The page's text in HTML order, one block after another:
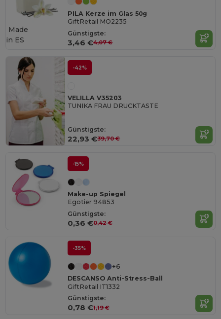
PILA Kerze im Glas 50g
GiftRetail MO2235
Günstigste:
3,46 €4,07 €
Made
in ES
-42%
VELILLA V35203
TUNIKA FRAU DRUCKTASTE
Günstigste:
22,93 €39,70 €
-15%
Make-up Spiegel
Egotier 94853
Günstigste:
0,36 €0,42 €
-35%
+6
DESCANSO Anti-Stress-Ball
GiftRetail IT1332
Günstigste:
0,78 €1,19 €